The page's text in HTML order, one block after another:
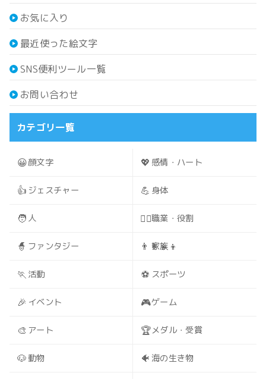
お気に入り
最近使った絵文字
SNS便利ツール一覧
お問い合わせ
カテゴリ一覧
😀顔文字 💖 感情・ハート
👍 ジェスチャー 💪 身体
🧑 人 🧑‍⚕️職業・役割
🧙 ファンタジー 👨‍👩‍👧‍👦
家族
🏃 活動 ⚽ スポーツ
🎉 イベント 🎮ゲーム
🎨 アート 🏆メダル・受賞
🐶 動物 🐠 海の生き物